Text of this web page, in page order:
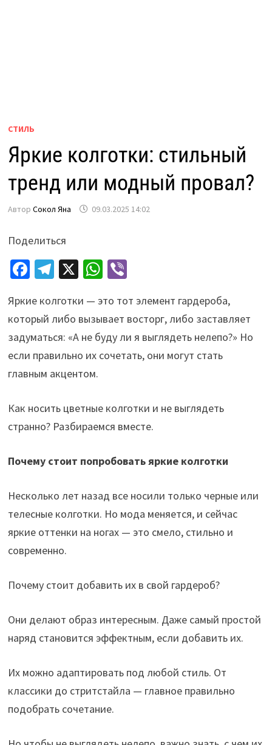
СТИЛЬ
Яркие колготки: стильный
тренд или модный провал?
Автор Сокол Яна 09.03.2025 14:02
Поделиться
Fa
b
o
o
k
Te
gr
a
m
X W
at
sA
p
p
Vi
er
Яркие колготки — это тот элемент гардероба,
который либо вызывает восторг, либо заставляет
задуматься: «А не буду ли я выглядеть нелепо?» Но
если правильно их сочетать, они могут стать
главным акцентом.
Как носить цветные колготки и не выглядеть
странно? Разбираемся вместе.
Почему стоит попробовать яркие колготки
Несколько лет назад все носили только черные или
телесные колготки. Но мода меняется, и сейчас
яркие оттенки на ногах — это смело, стильно и
современно.
Почему стоит добавить их в свой гардероб?
Они делают образ интересным. Даже самый простой
наряд становится эффектным, если добавить их.
Их можно адаптировать под любой стиль. От
классики до стритстайла — главное правильно
подобрать сочетание.